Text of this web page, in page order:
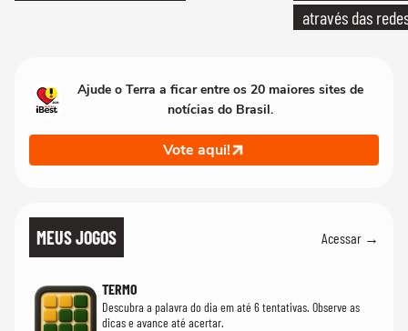
através das
Ajude o Terra a ficar entre os 20 maiores sites de
notícias do Brasil.
Vote aqui!
MEUS JOGOS Acessar →
TERMO
Descubra a palavra do dia em até 6 tentativas. Observe as
dicas e avance até acertar.